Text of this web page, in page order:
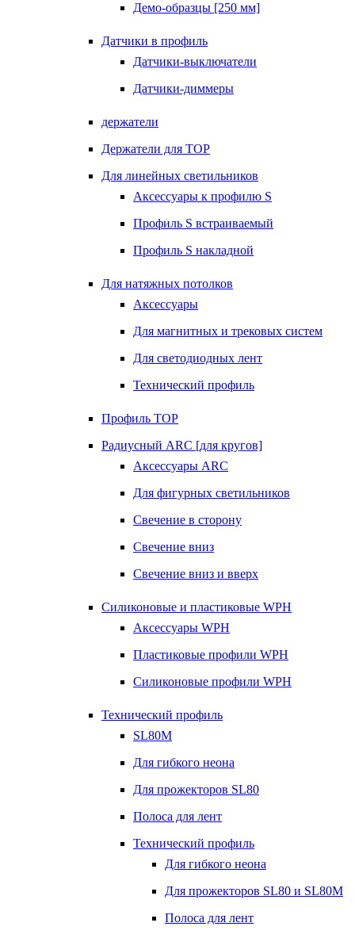
Демо-образцы [250 мм]
Датчики в профиль
Датчики-выключатели
Датчики-диммеры
держатели
Держатели для TOP
Для линейных светильников
Аксессуары к профилю S
Профиль S встраиваемый
Профиль S накладной
Для натяжных потолков
Аксессуары
Для магнитных и трековых систем
Для светодиодных лент
Технический профиль
Профиль TOP
Радиусный ARC [для кругов]
Аксессуары ARC
Для фигурных светильников
Свечение в сторону
Свечение вниз
Свечение вниз и вверх
Силиконовые и пластиковые WPH
Аксессуары WPH
Пластиковые профили WPH
Силиконовые профили WPH
Технический профиль
SL80M
Для гибкого неона
Для прожекторов SL80
Полоса для лент
Технический профиль
Для гибкого неона
Для прожекторов SL80 и SL80M
Полоса для лент